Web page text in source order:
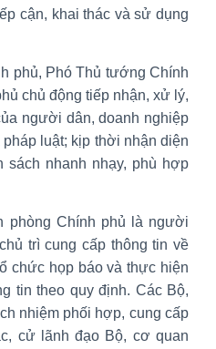
cận, khai thác và sử dụng
phủ, Phó Thủ tướng Chính
chủ động tiếp nhận, xử lý,
người dân, doanh nghiệp
luật; kịp thời nhận diện
nhanh nhạy, phù hợp
phòng Chính phủ là người
trì cung cấp thông tin về
chức họp báo và thực hiện
tin theo quy định. Các Bộ,
nhiệm phối hợp, cung cấp
cử lãnh đạo Bộ, cơ quan